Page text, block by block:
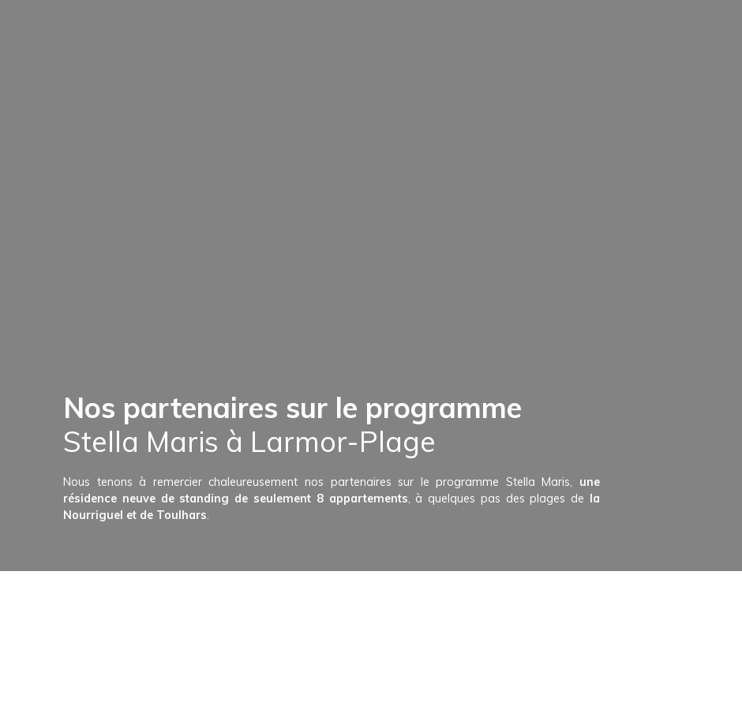
Nos partenaires sur le programme
Stella Maris à Larmor-Plage
Nous tenons à remercier chaleureusement nos partenaires sur le programme Stella Maris, une
résidence neuve de standing de seulement 8 appartements, à quelques pas des plages de la
Nourriguel et de Toulhars.